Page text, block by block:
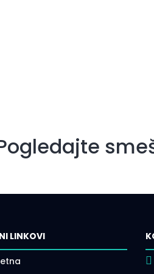
LINKOVI